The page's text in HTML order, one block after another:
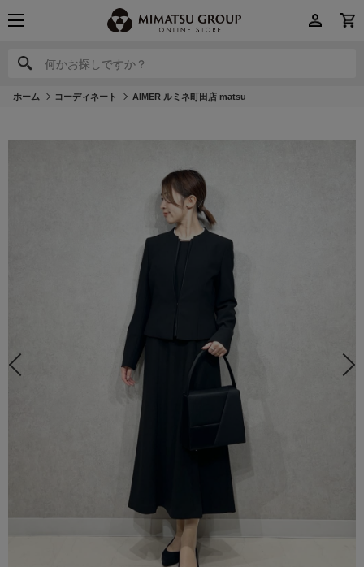
何かお探しですか？
何かお探しですか？
ホーム コーディネート AIMER ルミネ町田店 matsu